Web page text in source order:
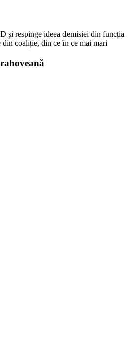
și respinge ideea demisiei din funcția
din coaliție, din ce în ce mai mari